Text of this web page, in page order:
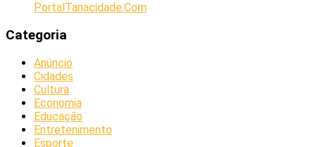
PortalTanacidade.Com
Categoria
Anúncio
Cidades
Cultura
Economia
Educação
Entretenimento
Esporte